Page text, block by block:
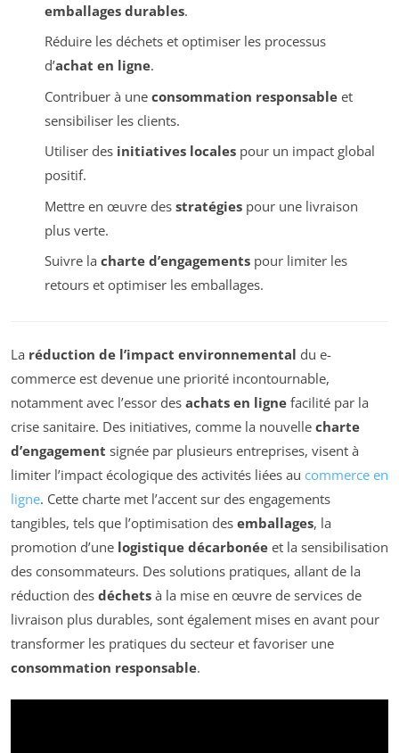
emballages durables.
Réduire les déchets et optimiser les processus
d’achat en ligne.
Contribuer à une consommation responsableet
sensibiliser les clients.
Utiliser des initiatives localespour un impact global
positif.
Mettre en œuvre des stratégiespour une livraison
plus verte.
Suivre la charte d’engagementspour limiter les
retours et optimiser les emballages.
La réduction de l’impact environnemental du e-
commerce est devenue une priorité incontournable,
notamment avec l’essor des achats en ligne facilité par la
crise sanitaire. Des initiatives, comme la nouvelle charte
d’engagement signée par plusieurs entreprises, visent à
limiter l’impact écologique des activités liées au commerce en
ligne. Cette charte met l’accent sur des engagements
tangibles, tels que l’optimisation des emballages, la
promotion d’une logistique décarbonée et la sensibilisation
des consommateurs. Des solutions pratiques, allant de la
réduction des déchets à la mise en œuvre de services de
livraison plus durables, sont également mises en avant pour
transformer les pratiques du secteur et favoriser une
consommation responsable.